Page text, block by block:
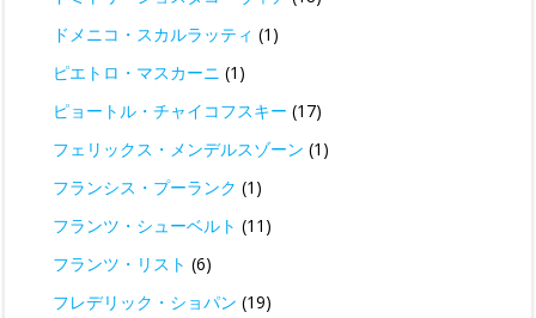
ドメニコ・スカルラッティ (1)
ピエトロ・マスカーニ (1)
ピョートル・チャイコフスキー (17)
フェリックス・メンデルスゾーン (1)
フランシス・プーランク (1)
フランツ・シューベルト (11)
フランツ・リスト (6)
フレデリック・ショパン (19)